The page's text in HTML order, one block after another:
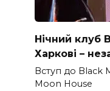
Нічний клуб
Харкові –
Вступ до Black
Moon House